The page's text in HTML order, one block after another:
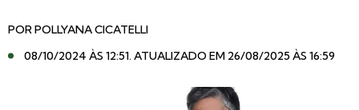
PORPOLLYANA CICATELLI
08/10/2024 ÀS 12:51. ATUALIZADO EM 26/08/2025 ÀS 16:59